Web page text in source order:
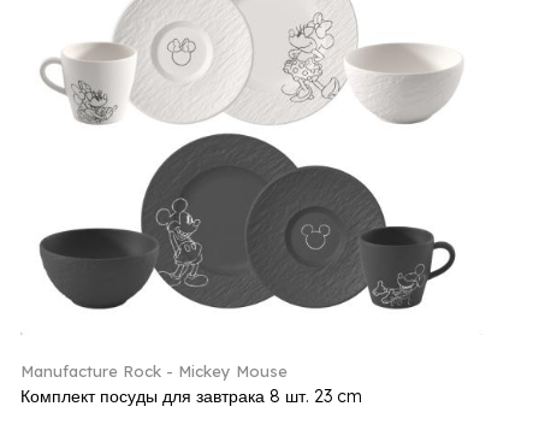
Manufacture Rock - Mickey Mouse
Комплект посуды для завтрака 8 шт. 23 cm